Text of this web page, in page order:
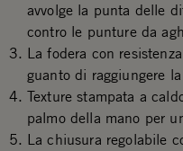
avvolge la punta delle
contro le punture da
La fodera con
guanto di raggiungere
Texture stampata a
palmo della mano per
La chiusura regolabile